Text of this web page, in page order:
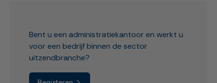
Bent u een administratiekantoor en werkt u
voor een bedrijf binnen de sector
uitzendbranche?